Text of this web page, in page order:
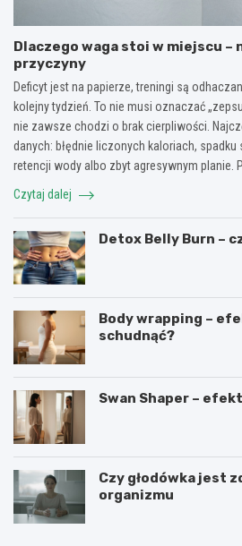
Dlaczego waga stoi w miejscu –
przyczyny
Deficyt jest na papierze, treningi są
kolejny tydzień. To nie musi oznaczać
nie zawsze chodzi o brak cierpliwości.
danych: błędnie liczonych kaloriach,
retencji wody albo zbyt agresywnym planie.
Czytaj dalej
Detox Belly Burn –
Body wrapping –
schudnąć?
Swan Shaper –
Czy głodówka jest
organizmu
D
B